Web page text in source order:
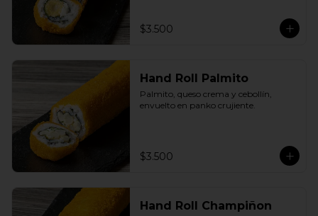
$3.500
Hand Roll Palmito
Palmito, queso crema y cebollín,
envuelto en panko crujiente.
$3.500
Hand Roll Champiñon